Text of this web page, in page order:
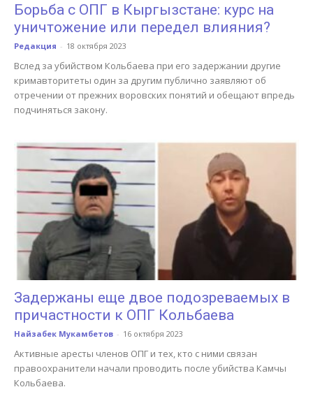
Борьба с ОПГ в Кыргызстане: курс на
уничтожение или передел влияния?
Редакция - 18 октября 2023
Вслед за убийством Кольбаева при его задержании другие
кримавторитеты один за другим публично заявляют об
отречении от прежних воровских понятий и обещают впредь
подчиняться закону.
Задержаны еще двое подозреваемых в
причастности к ОПГ Кольбаева
Найзабек Мукамбетов - 16 октября 2023
Активные аресты членов ОПГ и тех, кто с ними связан
правоохранители начали проводить после убийства Камчы
Кольбаева.